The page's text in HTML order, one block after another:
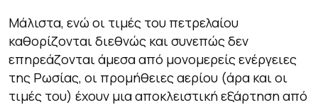
Μάλιστα, ενώ οι τιμές του πετρελαίου
καθορίζονται διεθνώς και συνεπώς δεν
επηρεάζονται άμεσα από μονομερείς ενέργειες
της Ρωσίας, οι προμήθειες αερίου (άρα και οι
τιμές του) έχουν μια αποκλειστική εξάρτηση από